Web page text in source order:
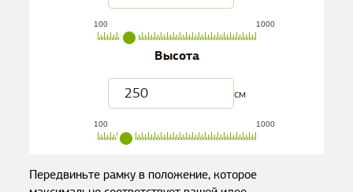
100 1000
Высота
см
100 1000
Передвиньте рамку в положение, которое